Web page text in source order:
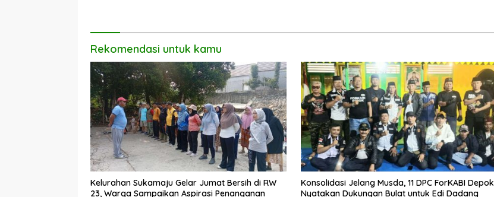
Rekomendasi untuk kamu
Kelurahan Sukamaju Gelar Jumat Bersih di RW
23, Warga Sampaikan Aspirasi Penanganan
Konsolidasi Jelang Musda, 11 DPC ForKABI Depok
Nyatakan Dukungan Bulat untuk Edi Dadang